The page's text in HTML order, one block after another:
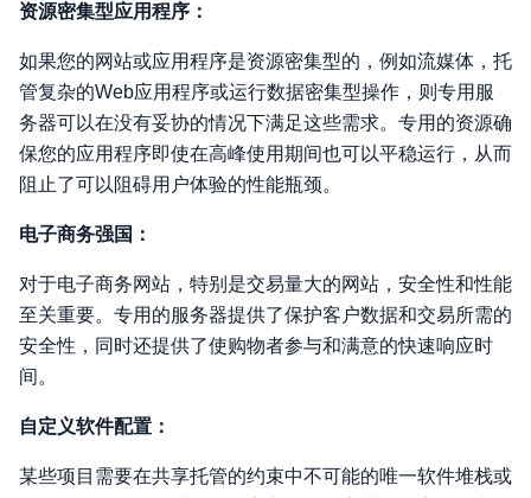
资源密集型应用程序：
如果您的网站或应用程序是资源密集型的，例如流媒体，托
管复杂的Web应用程序或运行数据密集型操作，则专用服
务器可以在没有妥协的情况下满足这些需求。专用的资源确
保您的应用程序即使在高峰使用期间也可以平稳运行，从而
阻止了可以阻碍用户体验的性能瓶颈。
电子商务强国：
对于电子商务网站，特别是交易量大的网站，安全性和性能
至关重要。专用的服务器提供了保护客户数据和交易所需的
安全性，同时还提供了使购物者参与和满意的快速响应时
间。
自定义软件配置：
某些项目需要在共享托管的约束中不可能的唯一软件堆栈或